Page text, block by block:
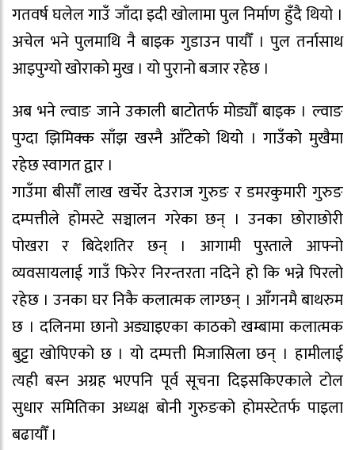
गतवर्ष घलेल गाउँ जाँदा इदी खोलामा पुल निर्माण हुँदै थियो ।
अचेल भने पुलमाथि नै बाइक गुडाउन पायौँ । पुल तर्नासाथ
आइपुग्यो खोराको मुख । यो पुरानो बजार रहेछ ।
अब भने ल्वाङ जाने उकाली बाटोतर्फ मोड्यौँ बाइक । ल्वाङ
पुग्दा झिमिक्क साँझ खस्नै आँटेको थियो । गाउँको मुखैमा
रहेछ स्वागत द्वार ।
गाउँमा बीसौँ लाख खर्चेर देउराज गुरुङ र डमरकुमारी गुरुङ
दम्पत्तीले होमस्टे सञ्चालन गरेका छन् । उनका छोराछोरी
पोखरा र बिदेशतिर छन् । आगामी पुस्ताले आफ्नो
व्यवसायलाई गाउँ फिरेर निरन्तरता नदिने हो कि भन्ने पिरलो
रहेछ । उनका घर निकै कलात्मक लाग्छन् । आँगनमै बाथरुम
छ । दलिनमा छानो अड्याइएका काठको खम्बामा कलात्मक
बुट्टा खोपिएको छ । यो दम्पत्ती मिजासिला छन् । हामीलाई
त्यही बस्न अग्रह भएपनि पूर्व सूचना दिइसकिएकाले टोल
सुधार समितिका अध्यक्ष बोनी गुरुङको होमस्टेतर्फ पाइला
बढायौँ ।